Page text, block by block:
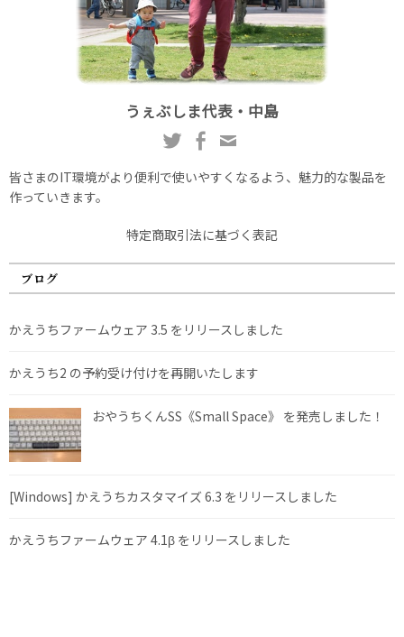
うぇぶしま代表・中島
皆さまのIT環境がより便利で使いやすくなるよう、魅力的な製品を
作っていきます。
特定商取引法に基づく表記
ブログ
かえうちファームウェア 3.5 をリリースしました
かえうち2 の予約受け付けを再開いたします
おやうちくんSS《Small Space》 を発売しました！
[Windows] かえうちカスタマイズ 6.3 をリリースしました
かえうちファームウェア 4.1β をリリースしました